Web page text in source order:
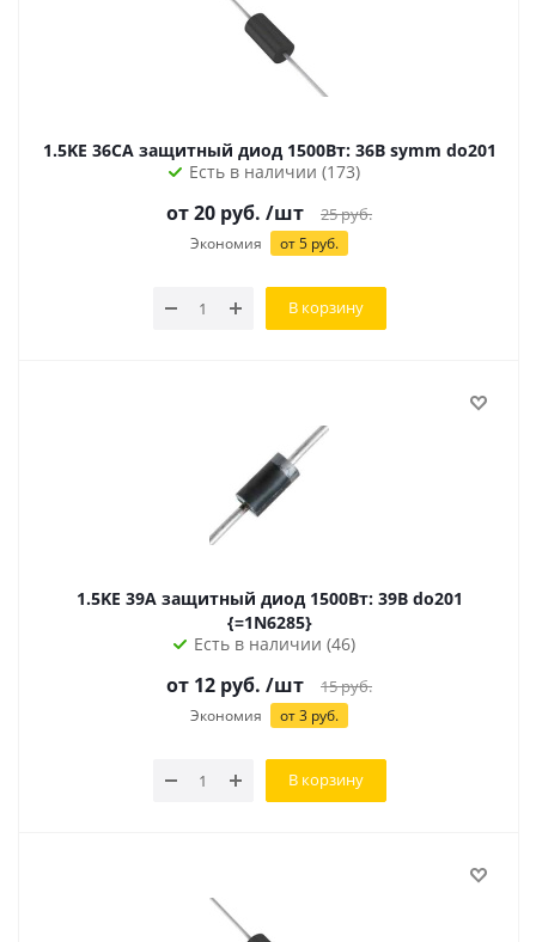
1.5KE 36CA защитный диод 1500Вт: 36В symm do201
Есть в наличии (173)
от20 руб. /шт 25руб.
Экономия от5 руб.
В корзину
1.5KE 39A защитный диод 1500Вт: 39В do201
{=1N6285}
Есть в наличии (46)
от 12 руб. /шт 15руб.
Экономия от3 руб.
В корзину